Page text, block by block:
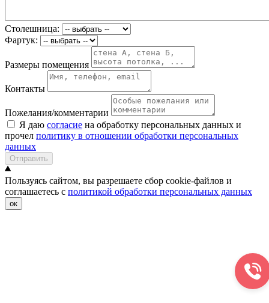
Столешница:
Фартук:
Размеры помещения
Контакты
Пожелания/комментарии
Я даю согласие на обработку персональных данных и
прочел политику в отношении обработки персональных
данных
Отправить
Пользуясь сайтом, вы разрешаете сбор cookie-файлов и
соглашаетесь с политикой обработки персональных данных
ок